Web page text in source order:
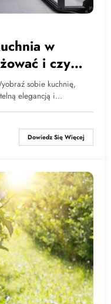
w
i czy
sobie kuchnię,
elegancją i…
Dowiedz Się Więcej